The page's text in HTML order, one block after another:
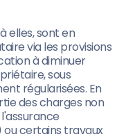
elles, sont en
via les provisions
à diminuer
sous
régularisées. En
des charges non
certains travaux